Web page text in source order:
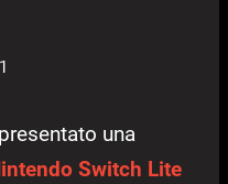
una
Switch Lite